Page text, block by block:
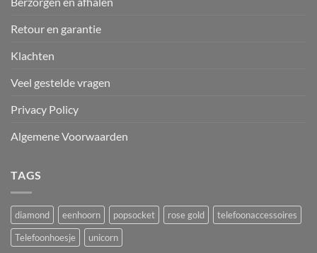
Retour en garantie
Klachten
Veel gestelde vragen
Privacy Policy
Algemene Voorwaarden
TAGS
diamond eenhoorn popsocket rose gold
telefoonaccessoires
Telefoonhoesje
unicorn